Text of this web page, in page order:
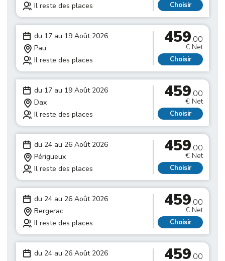
Il reste des places
Choisir
du 17 au 19 Août 2026
Pau
Il reste des places
459.00
€ Net
Choisir
du 17 au 19 Août 2026
Dax
Il reste des places
459.00
€ Net
Choisir
du 24 au 26 Août 2026
Périgueux
Il reste des places
459.00
€ Net
Choisir
du 24 au 26 Août 2026
Bergerac
Il reste des places
459.00
€ Net
Choisir
du 24 au 26 Août 2026
459.00